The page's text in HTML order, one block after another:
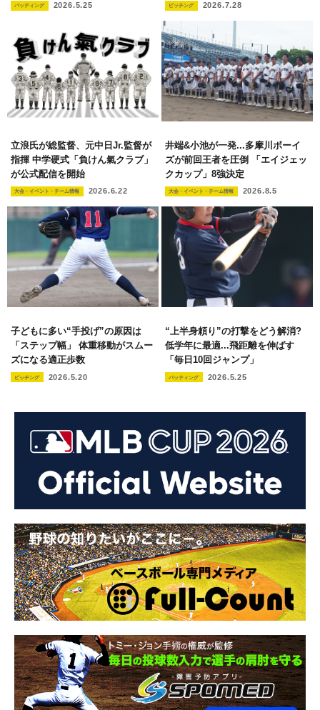
バッティング 2026.5.25 ピッチング 2026.7.28
立浪氏が総監督、元中日Jr.監督が
指揮 中学硬式「負けん氣クラブ」
が公式配信を開始
大会・イベント・チーム情報 2026.6.22
井端&小池が一発...多摩川ボーイ
ズが前回王者を圧倒 「エイジェッ
クカップ」8強決定
大会・イベント・チーム情報 2026.8.5
子どもに多い“手投げ”の原因は
「ステップ幅」 体重移動がスムー
ズになる適正歩数
ピッチング 2026.5.20
“上半身頼り”の打撃をどう解消?
低学年に最適...飛距離を伸ばす
「毎日10回ジャンプ」
バッティング 2026.5.25